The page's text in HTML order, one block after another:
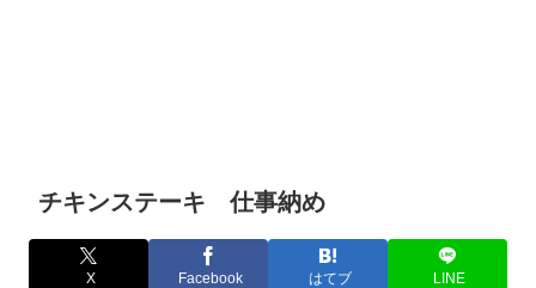
チキンステーキ 仕事納め
X Facebook はてブ LINE